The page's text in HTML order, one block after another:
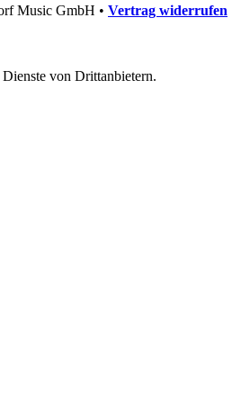
Music GmbH • Vertrag widerrufen
von Drittanbietern.